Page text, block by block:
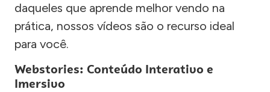
daqueles que aprende melhor vendo na
prática, nossos vídeos são o recurso ideal
para você.
Webstories: Conteúdo Interativo e
Imersivo